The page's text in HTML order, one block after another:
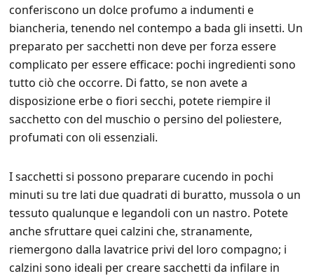
conferiscono un dolce profumo a indumenti e
biancheria, tenendo nel contempo a bada gli insetti. Un
preparato per sacchetti non deve per forza essere
complicato per essere efficace: pochi ingredienti sono
tutto ciò che occorre. Di fatto, se non avete a
disposizione erbe o fiori secchi, potete riempire il
sacchetto con del muschio o persino del poliestere,
profumati con oli essenziali.
I sacchetti si possono preparare cucendo in pochi
minuti su tre lati due quadrati di buratto, mussola o un
tessuto qualunque e legandoli con un nastro. Potete
anche sfruttare quei calzini che, stranamente,
riemergono dalla lavatrice privi del loro compagno; i
calzini sono ideali per creare sacchetti da infilare in